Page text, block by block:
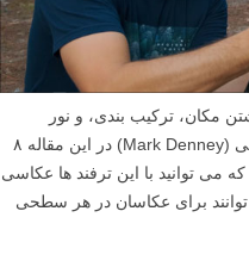
مکان، ترکیب بندی، و نور
مناسب بستگی دارد، اما عکاس مارک دنی (Mark Denney) در این مقاله ۸
می توانید با این ترفند ها عکاسی
توانند برای عکاسان در هر سطحی